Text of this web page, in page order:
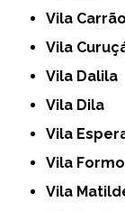
Vila Carrão
Vila
Vila Dalila
Vila Dila
Vila
Vila
Vila